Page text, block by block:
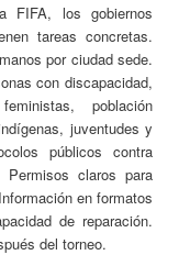
FIFA, los gobiernos
tareas concretas.
por ciudad sede.
con discapacidad,
población
juventudes y
públicos contra
claros para
en formatos
de reparación.
del torneo.